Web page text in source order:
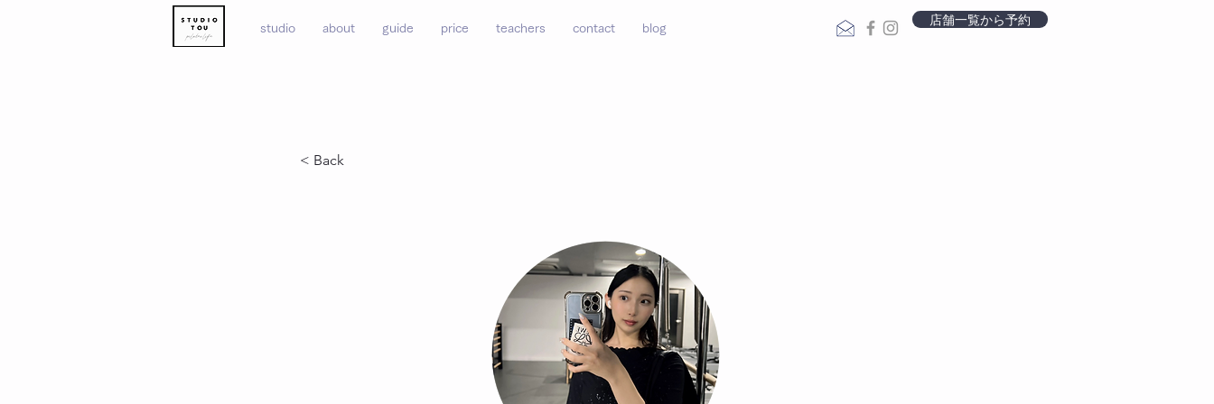
studio about guide price teachers contact blog 店舗一覧から予約
< Back